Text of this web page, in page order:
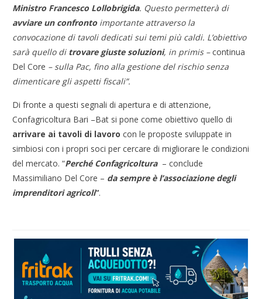
Ministro Francesco Lollobrigida. Questo permetterà di
avviare un confronto importante attraverso la
convocazione di tavoli dedicati sui temi più caldi. L’obiettivo
sarà quello di trovare giuste soluzioni, in primis –continua
Del Core – sulla Pac, fino alla gestione del rischio senza
dimenticare gli aspetti fiscali”.
Di fronte a questi segnali di apertura e di attenzione,
Confagricoltura Bari –Bat si pone come obiettivo quello di
arrivare ai tavoli di lavoro con le proposte sviluppate in
simbiosi con i propri soci per cercare di migliorare le condizioni
del mercato. “Perché Confagricoltura– conclude
Massimiliano Del Core – da sempre è l’associazione degli
imprenditori agricoli“.